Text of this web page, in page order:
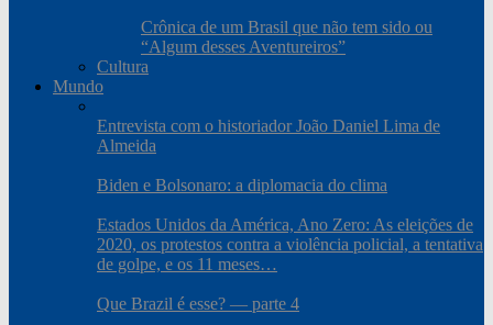
Crônica de um Brasil que não tem sido ou
“Algum desses Aventureiros”
Cultura
Mundo
Entrevista com o historiador João Daniel Lima de
Almeida
Biden e Bolsonaro: a diplomacia do clima
Estados Unidos da América, Ano Zero: As eleições de
2020, os protestos contra a violência policial, a tentativa
de golpe, e os 11 meses…
Que Brazil é esse? — parte 4